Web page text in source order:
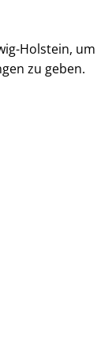
Holstein, um
zu geben.